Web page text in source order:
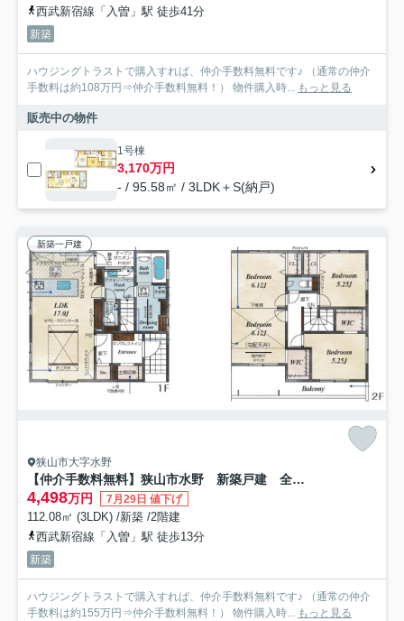
西武新宿線「入曽」駅 徒歩41分
新築
ハウジングトラストで購入すれば、仲介手数料無料です♪ （通常の仲介
手数料は約108万円⇒仲介手数料無料！） 物件購入時... もっと見る
販売中の物件
1号棟
3,170万円
- / 95.58㎡ / 3LDK＋S(納戸)
新築一戸建
狭山市大字水野
【仲介手数料無料】狭山市水野 新築戸建 全３棟 １号棟
4,498万円 7月29日 値下げ
112.08㎡ (3LDK) /新築 /2階建
西武新宿線「入曽」駅 徒歩13分
新築
ハウジングトラストで購入すれば、仲介手数料無料です♪ （通常の仲介
手数料は約155万円⇒仲介手数料無料！） 物件購入時... もっと見る